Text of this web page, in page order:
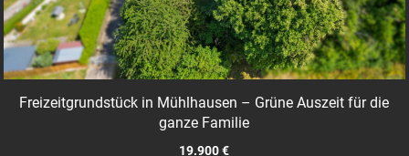
Freizeitgrundstück in Mühlhausen – Grüne Auszeit für die
ganze Familie
19.900 €